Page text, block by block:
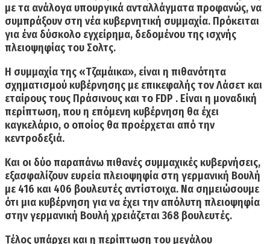
με τα ανάλογα υπουργικά ανταλλάγματαπροφανώς, να
συμπράξουν στη νέα κυβερνητική συμμαχία. Πρόκειται
για ένα δύσκολο εγχείρημα, δεδομένου της ισχνής
πλειοψηφίας του Σολτς.
Η συμμαχία της «Τζαμάικα», είναι η πιθανότητα
σχηματισμού κυβέρνησης με επικεφαλής τον Λάσετ και
εταίρους τους Πράσινους και το FDP . Είναι η μοναδική
περίπτωση, που η επόμενη κυβέρνηση θα έχει
καγκελάριο, ο οποίος θα προέρχεται από την
κεντροδεξιά.
Και οι δύο παραπάνω πιθανές συμμαχικές κυβερνήσεις,
εξασφαλίζουν ευρεία πλειοψηφία στη γερμανική Βουλή
με 416 και 406 βουλευτές αντίστοιχα. Να σημειώσουμε
ότι μια κυβέρνηση για να έχει την απόλυτη πλειοψηφία
στην γερμανική Βουλή χρειάζεται 368 βουλευτές.
Τέλος υπάρχει και η περίπτωση του μεγάλου